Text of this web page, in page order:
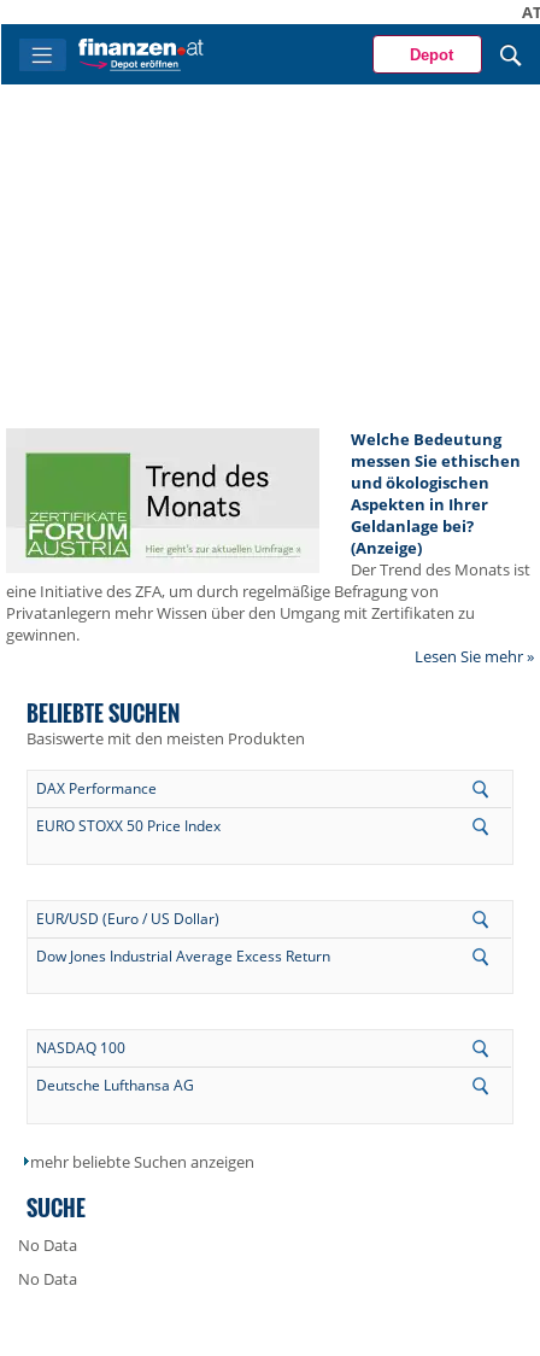
Depot
Welche Bedeutung
messen Sie ethischen
und ökologischen
Aspekten in Ihrer
Geldanlage bei?
(Anzeige)
Der Trend des Monats ist
eine Initiative des ZFA, um durch regelmäßige Befragung von
Privatanlegern mehr Wissen über den Umgang mit Zertifikaten zu
gewinnen.
Lesen Sie mehr »
BELIEBTE SUCHEN
Basiswerte mit den meisten Produkten
DAX Performance
EURO STOXX 50 Price Index
EUR/USD (Euro / US Dollar)
Dow Jones Industrial Average Excess Return
NASDAQ 100
Deutsche Lufthansa AG
mehr beliebte Suchen anzeigen
SUCHE
No Data
No Data